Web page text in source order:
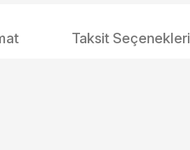
Taksit Seçenekleri